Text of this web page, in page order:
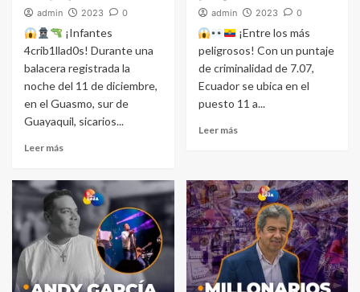
admin 2023 0
¡Infantes
4crib1llad0s! Durante una
balacera registrada la
noche del 11 de diciembre,
en el Guasmo, sur de
Guayaquil, sicarios...
Leer más
admin 2023 0
¡Entre los más
peligrosos! Con un puntaje
de criminalidad de 7.07,
Ecuador se ubica en el
puesto 11 a...
Leer más